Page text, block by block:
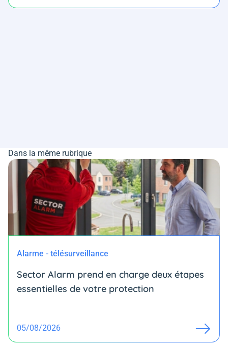
Dans la même rubrique
Alarme - télésurveillance
Sector Alarm prend en charge deux étapes
essentielles de votre protection
05/08/2026